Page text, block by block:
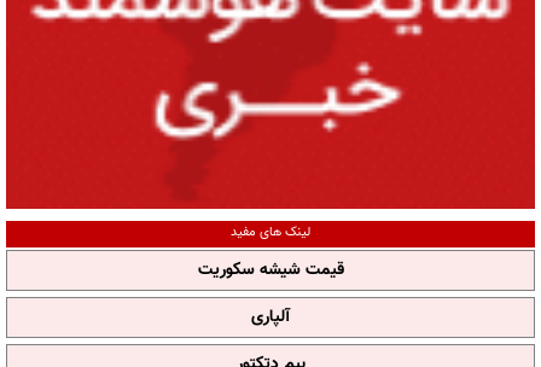
لینک های مفید
قیمت شیشه سکوریت
آلپاری